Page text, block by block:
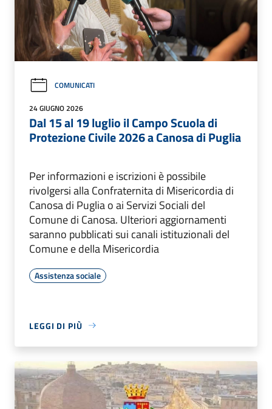
COMUNICATI
24 GIUGNO 2026
Dal 15 al 19 luglio il Campo Scuola di
Protezione Civile 2026 a Canosa di Puglia
Per informazioni e iscrizioni è possibile
rivolgersi alla Confraternita di Misericordia di
Canosa di Puglia o ai Servizi Sociali del
Comune di Canosa. Ulteriori aggiornamenti
saranno pubblicati sui canali istituzionali del
Comune e della Misericordia
Assistenza sociale
LEGGI DI PIÙ